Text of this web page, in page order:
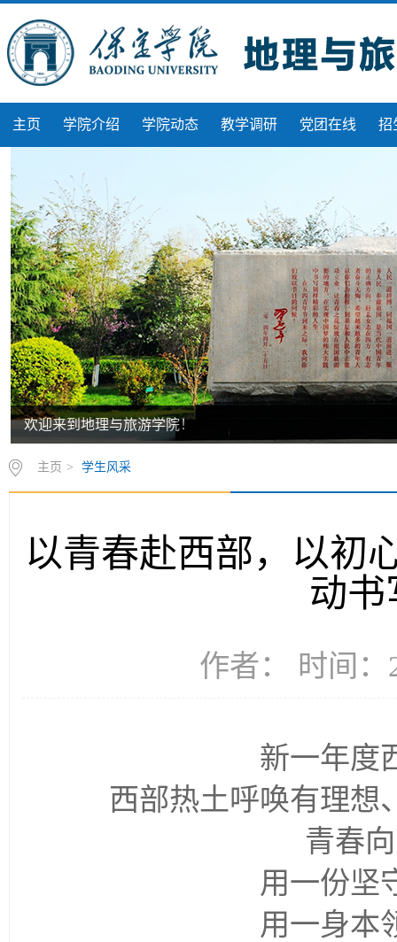
主页 学院介绍 学院动态 教学调研 党团在线 招
欢迎来到地理与旅游学院！
主页 > 学生风采
以青春赴西部，以初
动书
作者： 时间：
新一年度
西部热土呼唤有理想
青春
用一份坚
用一身本